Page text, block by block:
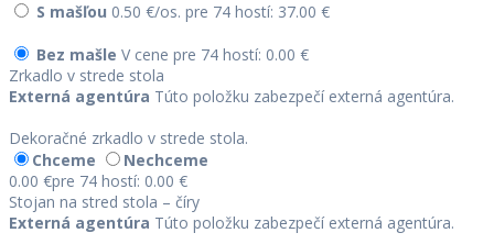
S mašľou 0.50 €/os. pre 74 hostí: 37.00 €
Bez mašle V cene pre 74 hostí: 0.00 €
Zrkadlo v strede stola
Externá agentúra Túto položku zabezpečí externá agentúra.
Dekoračné zrkadlo v strede stola.
Chceme
Nechceme
0.00 €pre 74 hostí: 0.00 €
Stojan na stred stola – číry
Externá agentúra Túto položku zabezpečí externá agentúra.